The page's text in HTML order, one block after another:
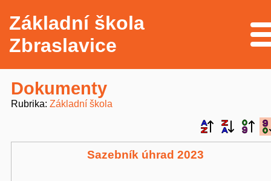
Základní škola
Zbraslavice
Dokumenty
Rubrika Základní škola
Sazebník úhrad 2023